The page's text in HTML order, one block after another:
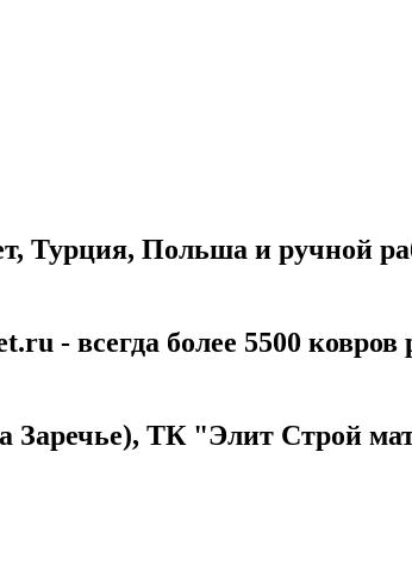
Турция, Польша и ручной
- всегда более 5500
ТК "Элит Строй